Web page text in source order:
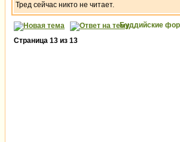
Тред сейчас никто не читает.
Буддийские
Страница 13 из 13